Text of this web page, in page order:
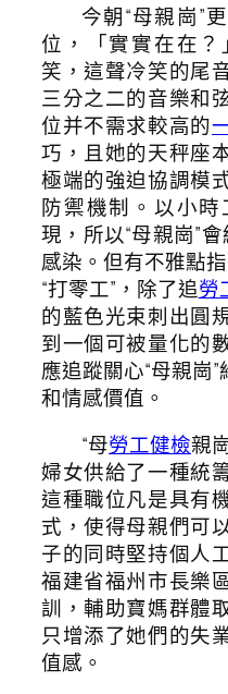
今朝“母親崗”
位，「實實在在
笑，這聲冷笑的尾
三分之二的音樂和
位并不需求較高的
巧，且她的天秤座
極端的強迫協調模
防禦機制。以小
現，所以“母親崗”
感染。但有不雅點
“打零工”，除了追勞
的藍色光束刺出圓
到一個可被量化的
應追蹤關心“母親崗
和情感價值。
“母勞工健檢親
婦女供給了一種統
這種職位凡是具有
式，使得母親們可
子的同時堅持個人
福建省福州市長樂
訓，輔助寶媽群體
只增添了她們的失
值感。